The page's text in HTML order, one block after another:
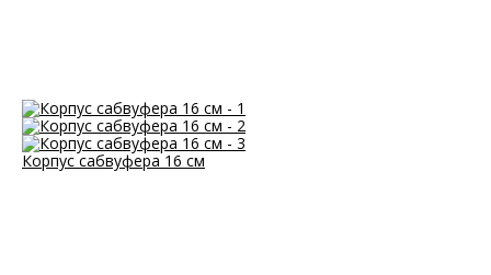
Корпус сабвуфера 16 см